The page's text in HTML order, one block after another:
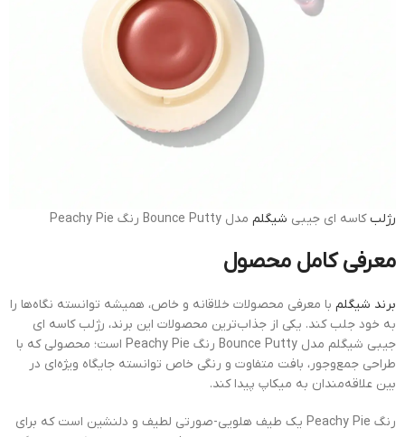
رژلبکاسه ای جیبی شیگلم مدل Bounce Putty رنگ Peachy Pie
معرفی کامل محصول
برند شیگلم با معرفی محصولات خلاقانه و خاص، همیشه توانسته نگاه‌ها را
به خود جلب کند. یکی از جذاب‌ترین محصولات این برند، رژلب کاسه ای
جیبی شیگلم مدل Bounce Putty رنگ Peachy Pie است؛ محصولی که با
طراحی جمع‌وجور، بافت متفاوت و رنگی خاص توانسته جایگاه ویژه‌ای در
بین علاقه‌مندان به میکاپ پیدا کند.
رنگ Peachy Pie یک طیف هلویی-صورتی لطیف و دلنشین است که برای